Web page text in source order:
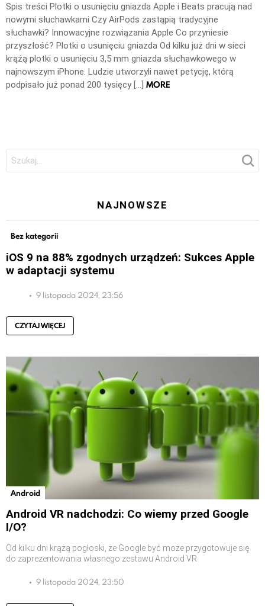
Spis treści Plotki o usunięciu gniazda Apple i Beats pracują nad
nowymi słuchawkami Czy AirPods zastąpią tradycyjne
słuchawki? Innowacyjne rozwiązania Apple Co przyniesie
przyszłość? Plotki o usunięciu gniazda Od kilku już dni w sieci
krążą plotki o usunięciu 3,5 mm gniazda słuchawkowego w
najnowszym iPhone. Ludzie utworzyli nawet petycję, którą
podpisało już ponad 200 tysięcy […] MORE
NAJNOWSZE
Bez kategorii
iOS 9 na 88% zgodnych urządzeń: Sukces Apple
w adaptacji systemu
9 listopada 2024, 23:56
CZYTAJ WIĘCEJ
Android
Android VR nadchodzi: Co wiemy przed Google
I/O?
Od kilku dni krążą pogłoski, że Google być może przygotowuje się
do zaprezentowania własnego zestawu Android VR
9 listopada 2024, 23:50